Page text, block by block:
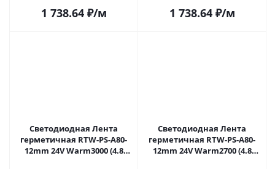
1 738.64₽/м 1 738.64₽/м
Светодиодная Лента
герметичная RTW-PS-A80-
12mm 24V Warm3000 (4.8
Светодиодная Лента
герметичная RTW-PS-A80-
12mm 24V Warm2700 (4.8